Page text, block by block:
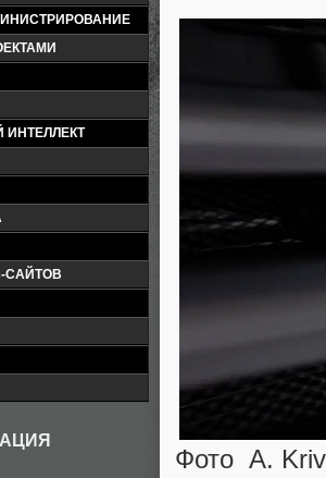
ИНТЕЛЛЕКТ
САЙТОВ
Фото A.